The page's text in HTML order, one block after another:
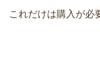
これだけは購入が必